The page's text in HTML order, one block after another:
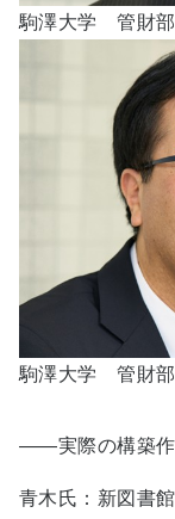
駒澤大学 管財
駒澤大学 管財
――実際の構築作
青木氏：新図書